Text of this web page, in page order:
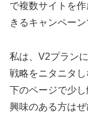
で複数サイトを
きるキャンペーン
私は、V2プラン
戦略をニタニタ
下のページで少
興味のある方はぜ